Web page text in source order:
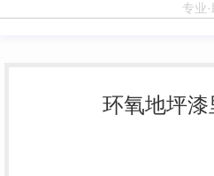
专业
环氧地坪